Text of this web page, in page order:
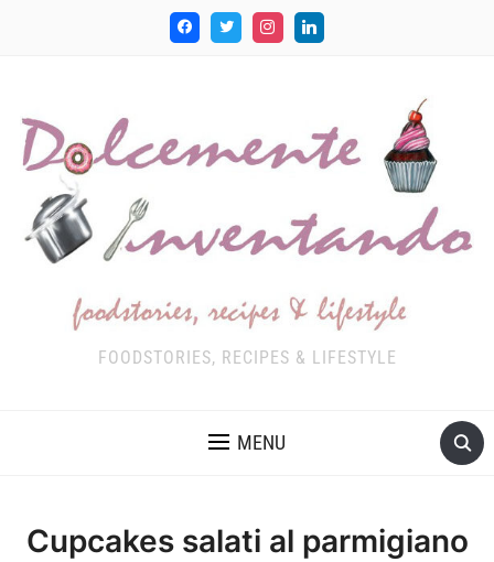
FOODSTORIES, RECIPES & LIFESTYLE
MENU
Cupcakes salati al parmigiano